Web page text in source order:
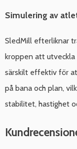
Simulering av
SledMill efterliknar
kroppen att
särskilt effektiv för
på bana och plan,
stabilitet, hastighet